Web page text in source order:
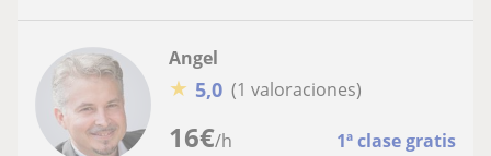
16€/h 1ª clase gratis
Angel
★ 5,0 (1 valoraciones)